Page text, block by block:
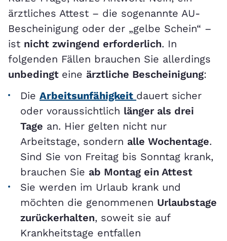
ärztliches Attest – die sogenannte AU-
Bescheinigung oder der „gelbe Schein“ –
ist nicht zwingend erforderlich. In
folgenden Fällen brauchen Sie allerdings
unbedingt eine ärztliche Bescheinigung:
Die Arbeitsunfähigkeit dauert sicher
oder voraussichtlich länger als drei
Tage an. Hier gelten nicht nur
Arbeitstage, sondern alle Wochentage.
Sind Sie von Freitag bis Sonntag krank,
brauchen Sie ab Montag ein Attest
Sie werden im Urlaub krank und
möchten die genommenen Urlaubstage
zurückerhalten, soweit sie auf
Krankheitstage entfallen